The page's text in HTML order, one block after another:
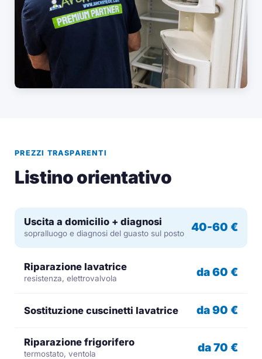
PREZZI TRASPARENTI
Listino orientativo
Uscita a domicilio + diagnosi
sopralluogo e diagnosi del guasto sul posto 40-60 €
Riparazione lavatrice
resistenza, elettrovalvola da 60 €
Sostituzione cuscinetti lavatrice da 90 €
Riparazione frigorifero
termostato, ventola da 70 €